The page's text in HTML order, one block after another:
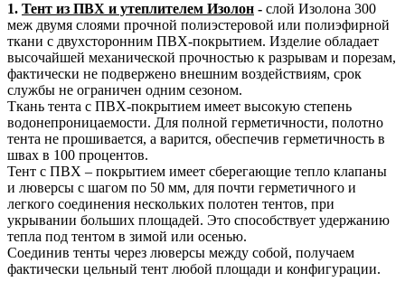
1. Тент из ПВХ и утеплителем Изолон - слой Изолона 300
меж двумя слоями прочной полиэстеровой или полиэфирной
ткани с двухсторонним ПВХ-покрытием. Изделие обладает
высочайшей механической прочностью к разрывам и порезам,
фактически не подвержено внешним воздействиям, срок
службы не ограничен одним сезоном.
Ткань тента с ПВХ-покрытием имеет высокую степень
водонепроницаемости. Для полной герметичности, полотно
тента не прошивается, а варится, обеспечив герметичность в
швах в 100 процентов.
Тент с ПВХ – покрытием имеет сберегающие тепло клапаны
и люверсы с шагом по 50 мм, для почти герметичного и
легкого соединения нескольких полотен тентов, при
укрывании больших площадей. Это способствует удержанию
тепла под тентом в зимой или осенью.
Соединив тенты через люверсы между собой, получаем
фактически цельный тент любой площади и конфигурации.